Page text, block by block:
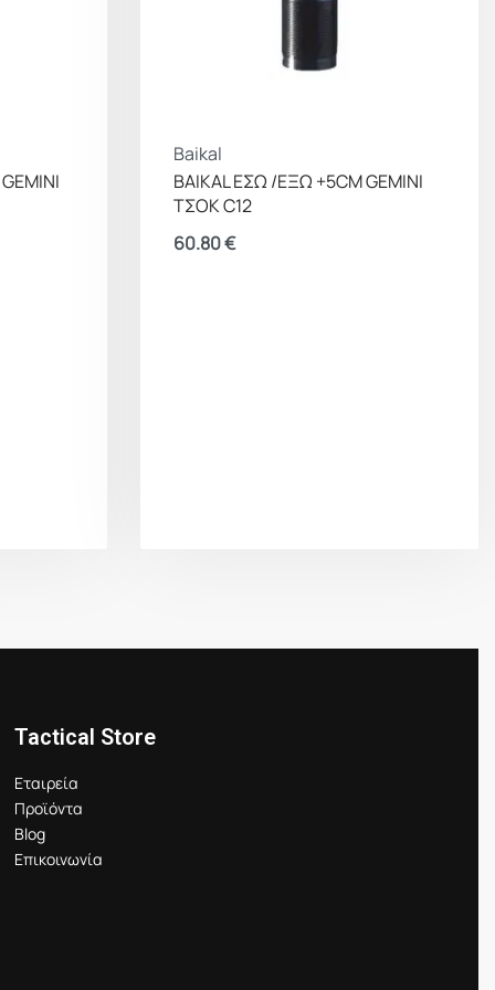
Baikal
BAIKAL ΕΣΩ /ΕΞΩ +5CM GEMINI
ΤΣΟΚ C12
60.80€
Tactical Store
Εταιρεία
Προϊόντα
Blog
Επικοινωνία